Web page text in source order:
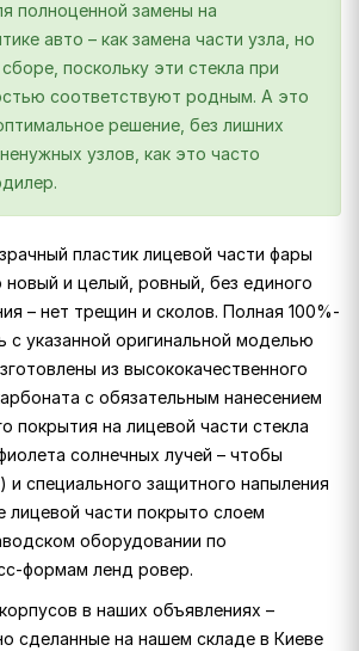
полноценной замены на
авто – как замена части узла, но
поскольку эти стекла при
соответствуют родным. А это
решение, без лишних
узлов, как это часто
пластик лицевой части фары
новый и целый, ровный, без единого
– нет трещин и сколов. Полная 100%-
с указанной оригинальной моделью
из высококачественного
с обязательным нанесением
покрытия на лицевой части стекла
солнечных лучей – чтобы
и специального защитного напыления
лицевой части покрыто слоем
оборудовании по
формам ленд ровер.
в наших объявлениях –
сделанные на нашем складе в Киеве